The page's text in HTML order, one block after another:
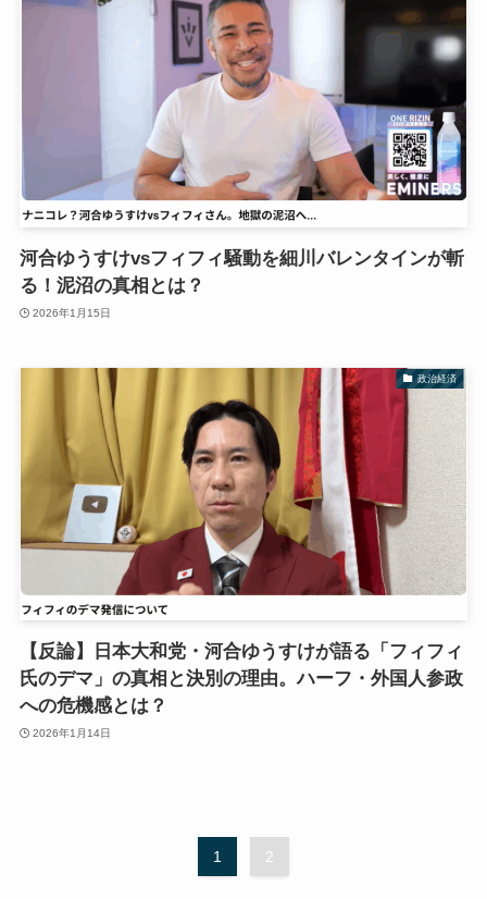
河合ゆうすけvsフィフィ騒動を細川バレンタインが斬
る！泥沼の真相とは？
2026年1月15日
政治経済
【反論】日本大和党・河合ゆうすけが語る「フィフィ
氏のデマ」の真相と決別の理由。ハーフ・外国人参政
への危機感とは？
2026年1月14日
1 2